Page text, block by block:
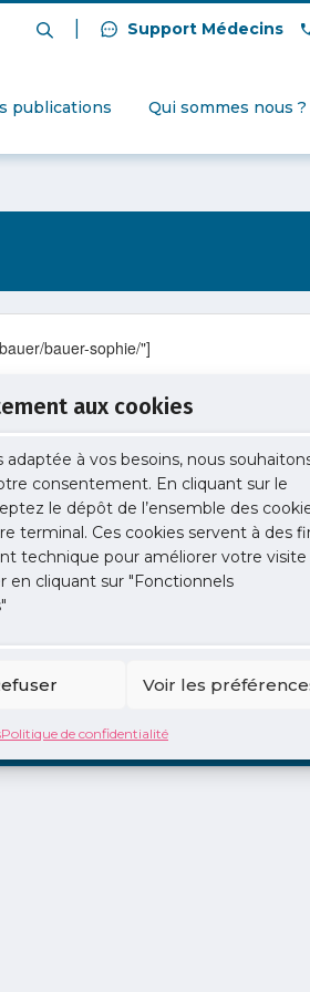
aux cookies
à vos besoins, nous
consentement. En cliquant sur le
le dépôt de l’ensemble des
terminal. Ces cookies servent à des
technique pour améliorer votre visite
en cliquant sur "Fonctionnels
Voir les
Politique de confidentialité
Support Médecins
publications Qui sommes nous ?
bauer-sophie/"]
libéral Adopte 1 Doc